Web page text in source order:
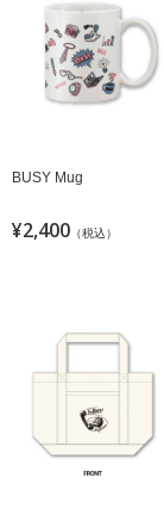
BUSY Mug
¥2,400 （税込）